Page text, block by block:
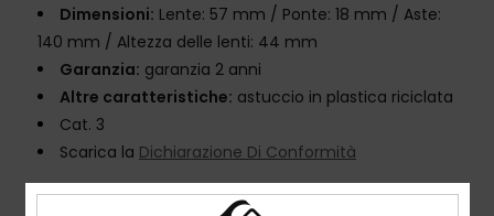
Dimensioni: Lente: 57 mm / Ponte: 18 mm / Aste:
140 mm / Altezza delle lenti: 44 mm
Garanzia: garanzia 2 anni
Altre caratteristiche: astuccio in plastica riciclata
Cat. 3
Scarica la Dichiarazione Di Conformità
50% policarbonato, 50% polietilene